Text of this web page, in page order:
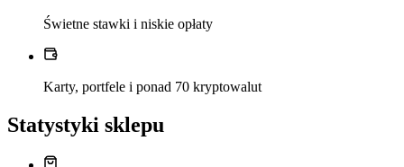
Świetne stawki i niskie opłaty
Karty, portfele i ponad 70 kryptowalut
Statystyki sklepu